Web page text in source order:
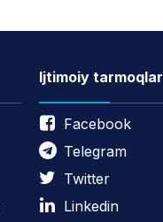
Ijtimoiy tarmoqlar
Facebook
Telegram
Twitter
Linkedin